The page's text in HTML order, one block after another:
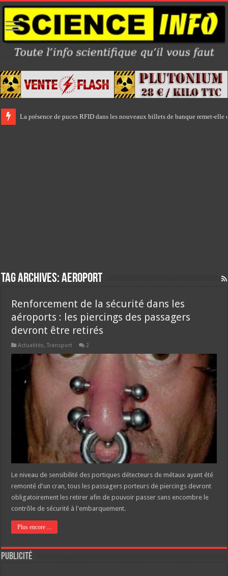
La présence de puces RFID dans les nouveaux billets de banque remet-
Tag Archives:aeroport
Renforcement de la sécurité dans les
aéroports : les piercings des passagers
devront être retirés
Actualités,Transport 2
Le niveau de sensibilité des portiques détecteurs de métaux ayant été
remonté d'un cran, tous les passagers porteurs de piercings devront
obligatoirement les retirer afin de pouvoir passer sans encombre le
contrôle de sécurité à l'embarquement.
Plus encore ...
Publicité